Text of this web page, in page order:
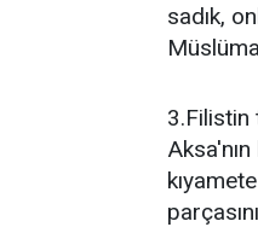
sadık,
3.Filistin